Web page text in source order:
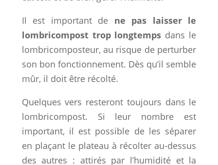
Il est important de ne pas laisser le
lombricompost trop longtemps dans le
lombricomposteur, au risque de perturber
son bon fonctionnement. Dès qu’il semble
mûr, il doit être récolté.
Quelques vers resteront toujours dans le
lombricompost. Si leur nombre est
important, il est possible de les séparer
en plaçant le plateau à récolter au-dessus
des autres : attirés par l’humidité et la